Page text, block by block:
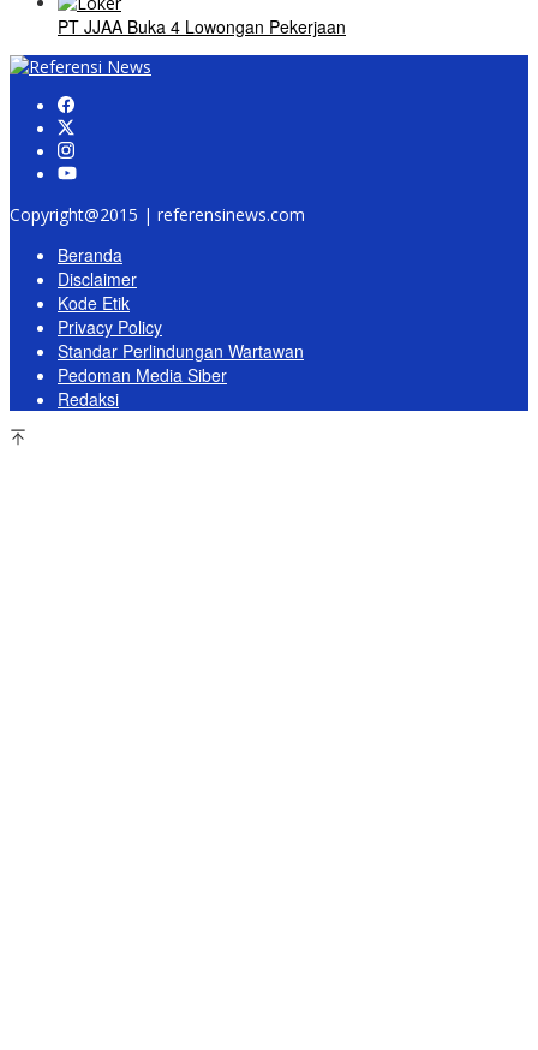
PT JJAA Buka 4 Lowongan Pekerjaan
Copyright@2015 | referensinews.com
Beranda
Disclaimer
Kode Etik
Privacy Policy
Standar Perlindungan Wartawan
Pedoman Media Siber
Redaksi